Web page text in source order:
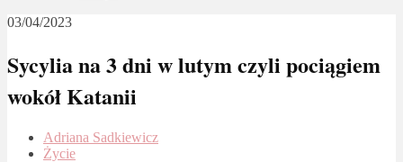
03/04/2023
Sycylia na 3 dni w lutym czyli pociągiem
wokół Katanii
Adriana Sadkiewicz
Życie